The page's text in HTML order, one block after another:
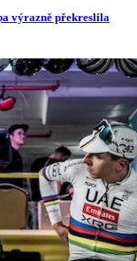
výrazně překreslila